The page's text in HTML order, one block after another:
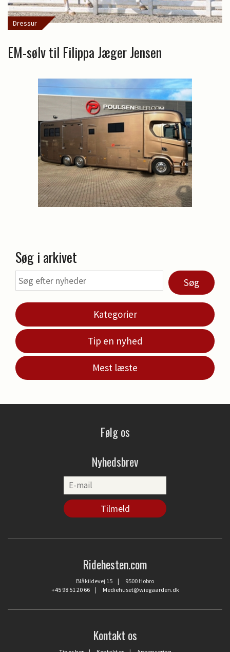
Dressur
EM-sølv til Filippa Jæger Jensen
Søg i arkivet
Søg
Kategorier
Tip en nyhed
Mest læste
Følg os
Nyhedsbrev
Ridehesten.com
Blåkildevej 15 | 9500 Hobro
+45 98 51 20 66| Mediehuset@wiegaarden.dk
Kontakt os